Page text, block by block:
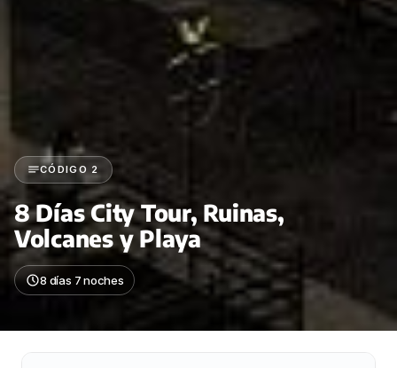
CÓDIGO 2
8 Días City Tour, Ruinas,
Volcanes y Playa
8 días 7 noches